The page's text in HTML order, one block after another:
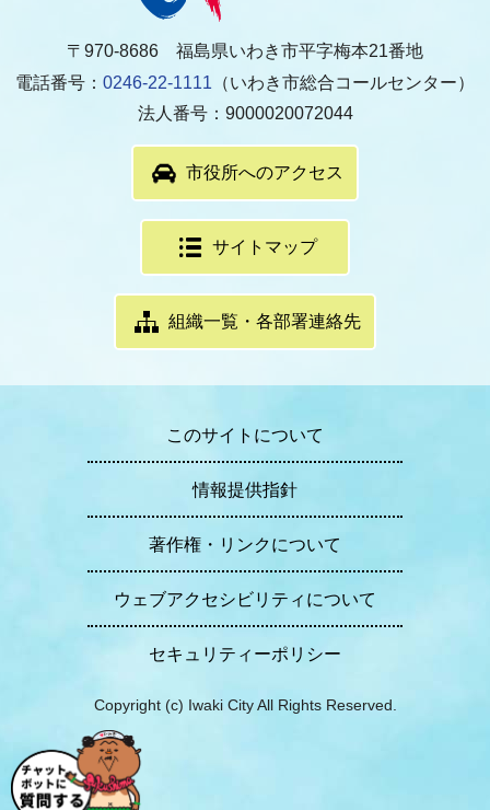
〒970-8686 福島県いわき市平字梅本21番地
電話番号： 0246-22-1111 （いわき市総合コールセンター）
法人番号：9000020072044
市役所へのアクセス
サイトマップ
組織一覧・各部署連絡先
このサイトについて
情報提供指針
著作権・リンクについて
ウェブアクセシビリティについて
セキュリティーポリシー
Copyright (c) Iwaki City All Rights Reserved.